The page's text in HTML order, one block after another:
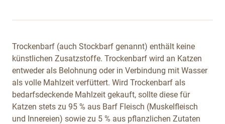
Trockenbarf (auch Stockbarf genannt) enthält keine
künstlichen Zusatzstoffe. Trockenbarf wird an Katzen
entweder als Belohnung oder in Verbindung mit Wasser
als volle Mahlzeit verfüttert. Wird Trockenbarf als
bedarfsdeckende Mahlzeit gekauft, sollte diese für
Katzen stets zu 95 % aus Barf Fleisch (Muskelfleisch
und Innereien) sowie zu 5 % aus pflanzlichen Zutaten